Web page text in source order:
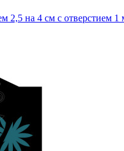
2,5 на 4 см с отверстием 1